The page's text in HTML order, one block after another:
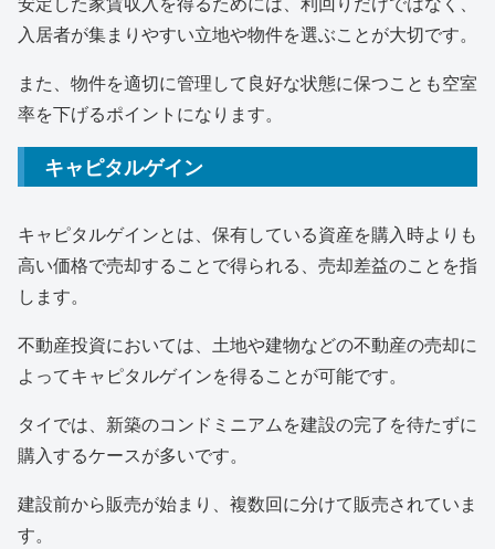
入居者が集まりやすい立地や物件を選ぶことが大切です。
また、物件を適切に管理して良好な状態に保つことも空室
率を下げるポイントになります。
キャピタルゲイン
キャピタルゲインとは、保有している資産を購入時よりも
高い価格で売却することで得られる、売却差益のことを指
します。
不動産投資においては、土地や建物などの不動産の売却に
よってキャピタルゲインを得ることが可能です。
タイでは、新築のコンドミニアムを建設の完了を待たずに
購入するケースが多いです。
建設前から販売が始まり、複数回に分けて販売されていま
す。